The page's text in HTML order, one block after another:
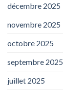
décembre 2025
novembre 2025
octobre 2025
septembre 2025
juillet 2025